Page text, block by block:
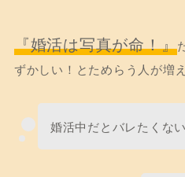
『婚活は写真が命！』
ずかしい！とためらう人が増
婚活中だとバレたくない